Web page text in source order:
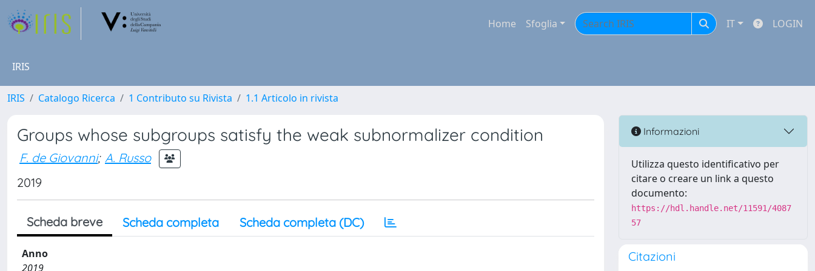
Home Sfoglia IT LOGIN
IRIS
IRIS Catalogo Ricerca 1 Contributo su Rivista 1.1 Articolo in rivista
Groups whose subgroups satisfy the weak subnormalizer condition
F. de Giovanni; A. Russo
2019
Scheda breve Scheda completa Scheda completa (DC)
Anno
2019
Informazioni
Utilizza questo identificativo per
citare o creare un link a questo
documento:
https://hdl.handle.net/11591/4087
57
Citazioni